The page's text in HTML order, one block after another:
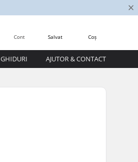
×
Coș
Salvat
Cont
GHIDURI AJUTOR & CONTACT